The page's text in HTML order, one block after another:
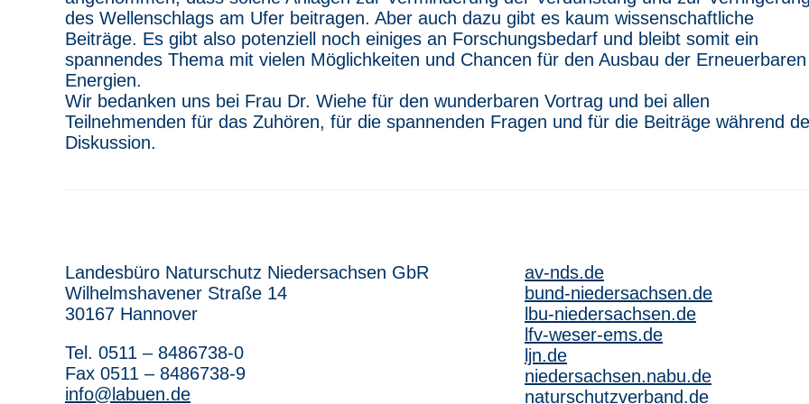
des Wellenschlags am Ufer beitragen. Aber auch dazu gibt es kaum wissenschaftliche
Beiträge. Es gibt also potenziell noch einiges an Forschungsbedarf und bleibt somit ein
spannendes Thema mit vielen Möglichkeiten und Chancen für den Ausbau der Erneuerbaren
Energien.
Wir bedanken uns bei Frau Dr. Wiehe für den wunderbaren Vortrag und bei allen
Teilnehmenden für das Zuhören, für die spannenden Fragen und für die Beiträge während
Diskussion.
Landesbüro Naturschutz Niedersachsen GbR
Wilhelmshavener Straße 14
30167 Hannover
Tel. 0511 – 8486738-0
Fax 0511 – 8486738-9
info@labuen.de
av-nds.de
bund-niedersachsen.de
lbu-niedersachsen.de
lfv-weser-ems.de
ljn.de
niedersachsen.nabu.de
naturschutzverband.de